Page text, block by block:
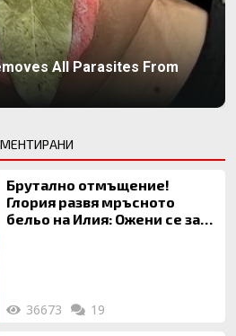
All Parasites From
Брутално отмъщение!
Глория развя мръсното
бельо на Илия: Ожени се за
36673 19